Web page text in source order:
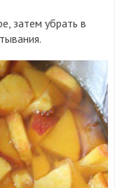
затем убрать в